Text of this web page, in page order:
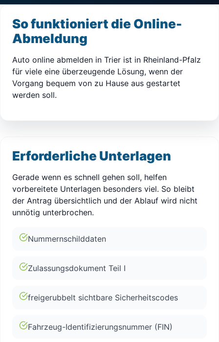
So funktioniert die Online-
Abmeldung
Auto online abmelden in Trier ist in Rheinland-Pfalz
für viele eine überzeugende Lösung, wenn der
Vorgang bequem von zu Hause aus gestartet
werden soll.
Erforderliche Unterlagen
Gerade wenn es schnell gehen soll, helfen
vorbereitete Unterlagen besonders viel. So bleibt
der Antrag übersichtlich und der Ablauf wird nicht
unnötig unterbrochen.
Nummernschilddaten
Zulassungsdokument Teil I
freigerubbelt sichtbare Sicherheitscodes
Fahrzeug-Identifizierungsnummer (FIN)